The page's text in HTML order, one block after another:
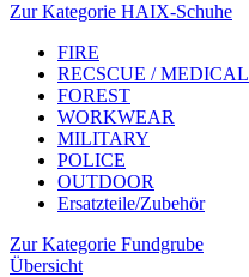
Zur Kategorie HAIX-Schuhe
FIRE
RECSCUE / MEDICAL
FOREST
WORKWEAR
MILITARY
POLICE
OUTDOOR
Ersatzteile/Zubehör
Zur Kategorie Fundgrube
Übersicht